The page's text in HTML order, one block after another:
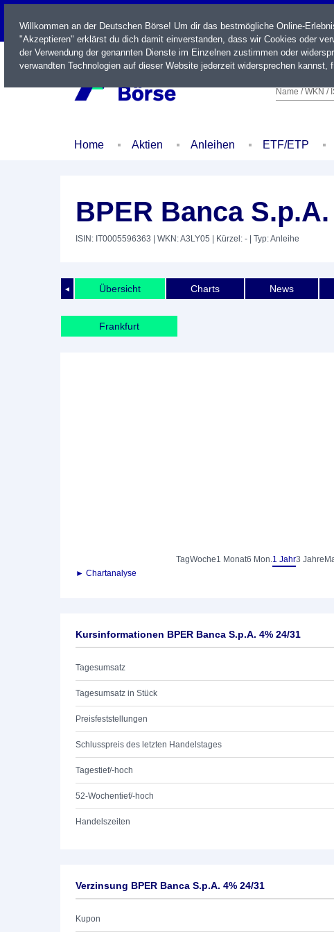
LIVE
Name / WKN /
Home Aktien Anleihen ETF/ETP
BPER Banca
ISIN: IT0005596363 | WKN: A3LY05 | Kürzel: - | Typ: Anleihe
◄ Übersicht Charts News
Frankfurt
TagWoche1 Monat6 Mon.1 Jahr3 Jahre
► Chartanalyse
Kursinformationen BPER Banca S.p.A. 4% 24/31
Tagesumsatz
Tagesumsatz in Stück
Preisfeststellungen
Schlusspreis des letzten Handelstages
Tagestief/-hoch
52-Wochentief/-hoch
Handelszeiten
Verzinsung BPER Banca S.p.A. 4% 24/31
Kupon
Willkommen an der Deutschen Börse! Um dir das bestmögliche Online-
"Akzeptieren" erklärst du dich damit einverstanden, dass wir Cookies oder
der Verwendung der genannten Dienste im Einzelnen zustimmen oder
verwandten Technologien auf dieser Website jederzeit widersprechen kannst,